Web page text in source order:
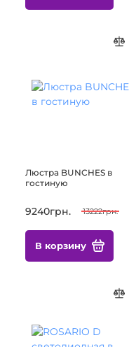
Люстра BUNCHES в
гостиную
9240грн. 13222грн.
В корзину